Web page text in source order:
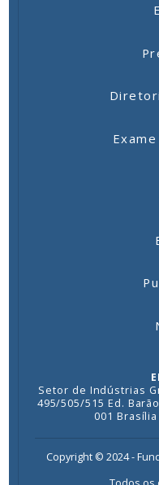
Setor de Indústrias
495/505/515 Ed.
001 Brasília
Copyright © 2024 -